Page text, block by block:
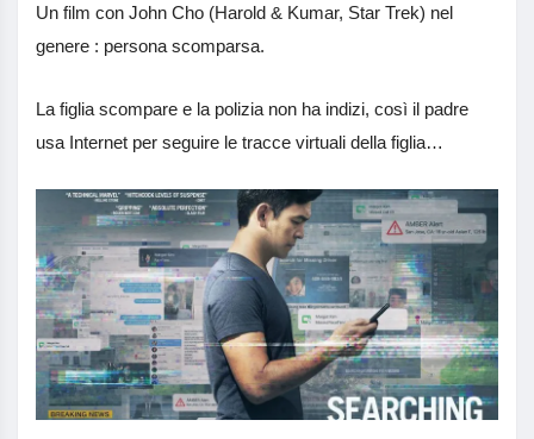
Un film con John Cho (Harold & Kumar, Star Trek) nel
genere : persona scomparsa.
La figlia scompare e la polizia non ha indizi, così il padre
usa Internet per seguire le tracce virtuali della figlia…